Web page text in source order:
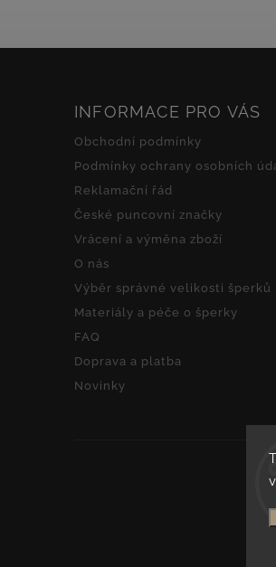
INFORMACE PRO VÁS
Obchodní podmínky
Podmínky ochrany osobních
Reklamační řád
České puncovní značky
Vrácení a výměna zboží
O nás
Výběr správné velikosti šperků
Materiály a péče o šperky
FAQ
Doprava a platba
Novinky